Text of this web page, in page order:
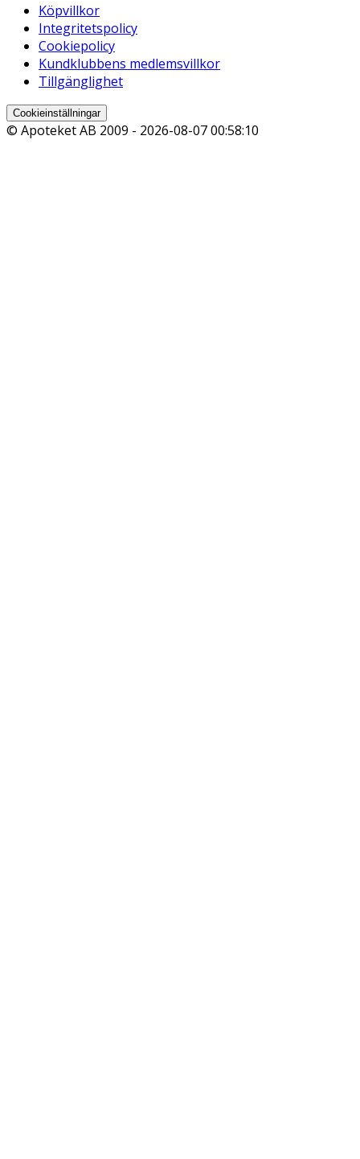
Köpvillkor
Integritetspolicy
Cookiepolicy
Kundklubbens medlemsvillkor
Tillgänglighet
Cookieinställningar
© Apoteket AB 2009 - 2026-08-07 00:58:10